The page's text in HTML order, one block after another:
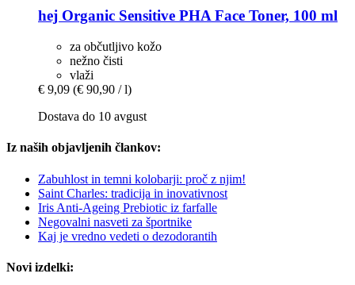
hej Organic Sensitive PHA Face Toner, 100 ml
za občutljivo kožo
nežno čisti
vlaži
€ 9,09 (€ 90,90 / l)
Dostava do 10 avgust
Iz naših objavljenih člankov:
Zabuhlost in temni kolobarji: proč z njim!
Saint Charles: tradicija in inovativnost
Iris Anti-Ageing Prebiotic iz farfalle
Negovalni nasveti za športnike
Kaj je vredno vedeti o dezodorantih
Novi izdelki: